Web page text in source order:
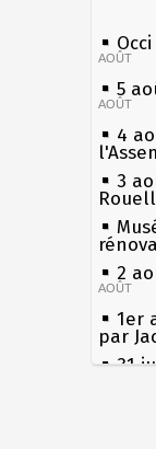
AOÛT
5
AOÛT
4
3
2
AOÛT
1er
par
31